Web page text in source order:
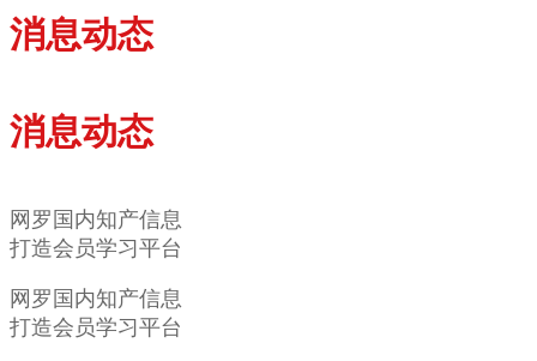
消息动态
消息动态
网罗国内知产信息
打造会员学习平台
网罗国内知产信息
打造会员学习平台